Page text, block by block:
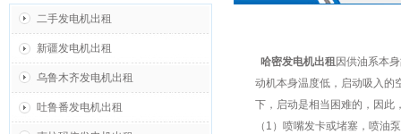
二手发电机出租
新疆发电机出租
乌鲁木齐发电机出租
吐鲁番发电机出租
哈密发电机出租因供油系本
动机本身温度低，启动吸入的
下，启动是相当困难的，因此
（1）喷嘴发卡或堵塞，喷油